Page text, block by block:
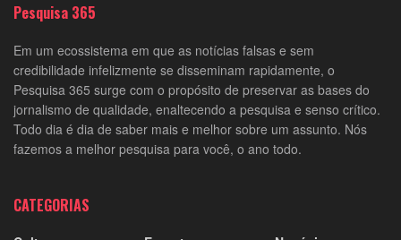
Pesquisa 365
Em um ecossistema em que as notícias falsas e sem
credibilidade infelizmente se disseminam rapidamente, o
Pesquisa 365 surge com o propósito de preservar as bases do
jornalismo de qualidade, enaltecendo a pesquisa e senso crítico.
Todo dia é dia de saber mais e melhor sobre um assunto. Nós
fazemos a melhor pesquisa para você, o ano todo.
CATEGORIAS